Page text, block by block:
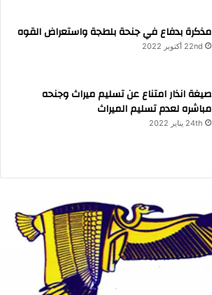
مذكرة بدفاع في جنحة بلطجة واستعراض القوه
22nd أكتوبر 2022
صيغة انذار امتناع عن تسليم ميراث وجنحه
مباشره لعدم تسليم الميراث
24th يناير 2022